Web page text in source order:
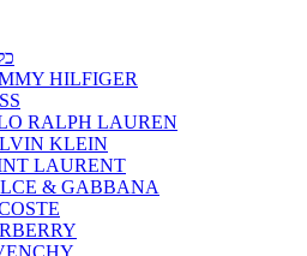
HILFIGER
RALPH LAUREN
KLEIN
LAURENT
& GABBANA